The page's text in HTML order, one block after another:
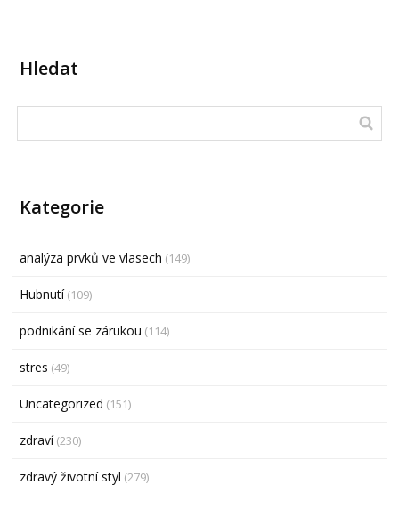
Hledat
Kategorie
analýza prvků ve vlasech (149)
Hubnutí(109)
podnikání se zárukou (114)
stres (49)
Uncategorized (151)
zdraví(230)
zdravý životní styl (279)